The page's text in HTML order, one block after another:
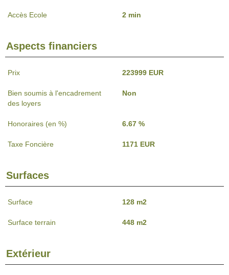
Accès Ecole 2 min
Aspects financiers
Prix 223999 EUR
Bien soumis à l'encadrement
des loyers
Non
Honoraires (en %) 6.67 %
Taxe Foncière 1171 EUR
Surfaces
Surface 128 m2
Surface terrain 448 m2
Extérieur